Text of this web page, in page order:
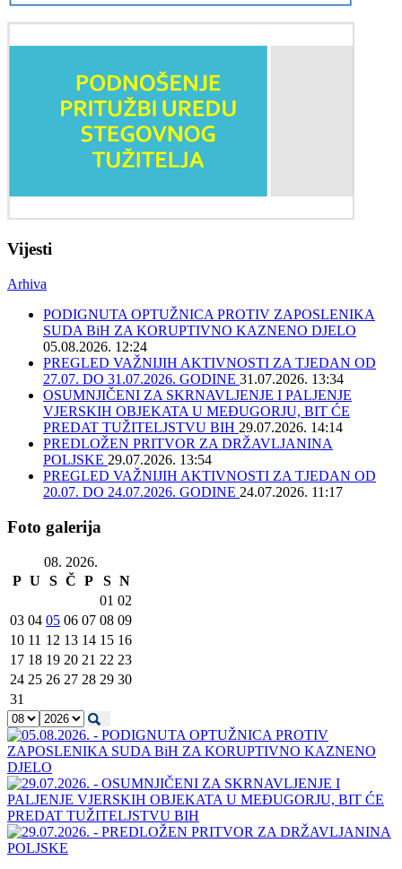
Vijesti
Arhiva
PODIGNUTA OPTUŽNICA PROTIV ZAPOSLENIKA
SUDA BiH ZA KORUPTIVNO KAZNENO DJELO
05.08.2026. 12:24
PREGLED VAŽNIJIH AKTIVNOSTI ZA TJEDAN OD
27.07. DO 31.07.2026. GODINE 31.07.2026. 13:34
OSUMNJIČENI ZA SKRNAVLJENJE I PALJENJE
VJERSKIH OBJEKATA U MEĐUGORJU, BIT ĆE
PREDAT TUŽITELJSTVU BIH 29.07.2026. 14:14
PREDLOŽEN PRITVOR ZA DRŽAVLJANINA
POLJSKE 29.07.2026. 13:54
PREGLED VAŽNIJIH AKTIVNOSTI ZA TJEDAN OD
20.07. DO 24.07.2026. GODINE 24.07.2026. 11:17
Foto galerija
08. 2026.
P U S Č P S N
01 02
03 04 05 06 07 08 09
10 11 12 13 14 15 16
17 18 19 20 21 22 23
24 25 26 27 28 29 30
31